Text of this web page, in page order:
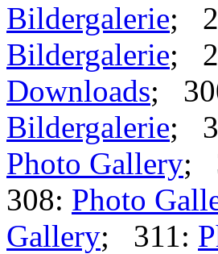
Bildergalerie;
Bildergalerie;
Downloads;
Bildergalerie;
Photo Gallery;
308: Photo
Gallery; 311: